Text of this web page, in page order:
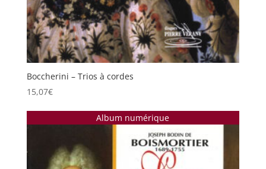
Boccherini – Trios à cordes
15,07€
Album numérique